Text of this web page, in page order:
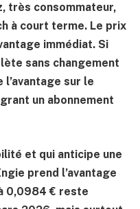
très consommateur,
à court terme. Le prix
immédiat. Si
sans changement
sur le
un abonnement
et qui anticipe une
prend l’avantage
0,0984 € reste